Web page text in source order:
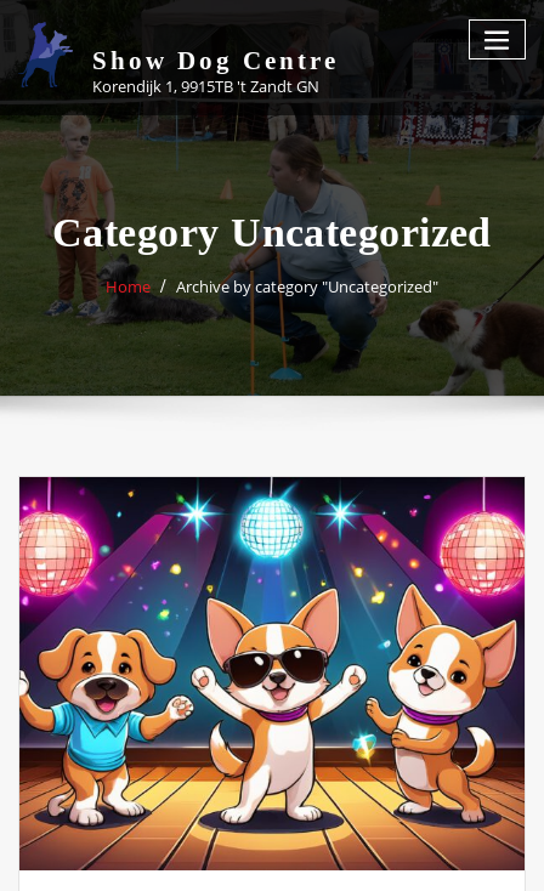
Skip
content
Show Dog Centre
Korendijk 1, 9915TB 't Zandt GN
Category Uncategorized
Home Archive by category "Uncategorized"